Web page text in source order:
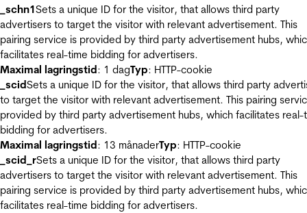
_schn1Sets a unique ID for the visitor, that allows third party
advertisers to target the visitor with relevant advertisement. This
pairing service is provided by third party advertisement hubs,
facilitates real-time bidding for advertisers.
Maximal lagringstid: 1 dagTyp: HTTP-cookie
_scidSets a unique ID for the visitor, that allows third party
to target the visitor with relevant advertisement. This pairing
provided by third party advertisement hubs, which facilitates real-
bidding for advertisers.
Maximal lagringstid: 13 månaderTyp: HTTP-cookie
_scid_rSets a unique ID for the visitor, that allows third party
advertisers to target the visitor with relevant advertisement. This
pairing service is provided by third party advertisement hubs,
facilitates real-time bidding for advertisers.